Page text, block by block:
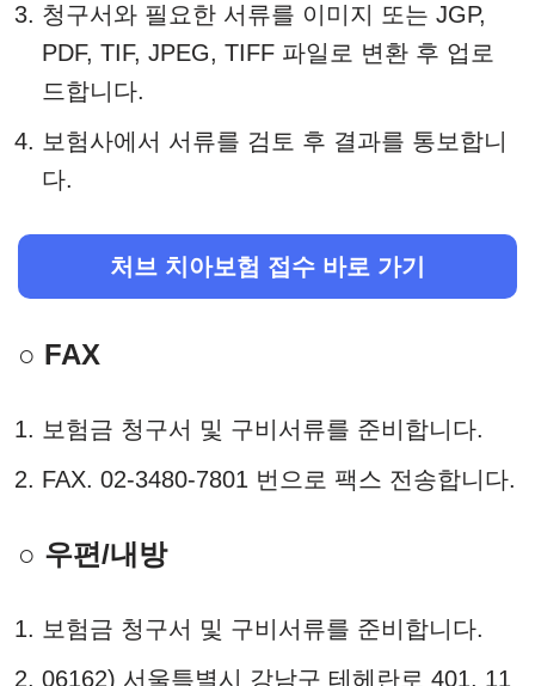
청구서와 필요한 서류를 이미지 또는 JGP,
PDF, TIF, JPEG, TIFF 파일로 변환 후 업로
드합니다.
보험사에서 서류를 검토 후 결과를 통보합니
다.
처브 치아보험 접수 바로 가기
○ FAX
보험금 청구서 및 구비서류를 준비합니다.
FAX. 02-3480-7801 번으로 팩스 전송합니다.
○ 우편/내방
보험금 청구서 및 구비서류를 준비합니다.
06162) 서울특별시 강남구 테헤란로 401, 11